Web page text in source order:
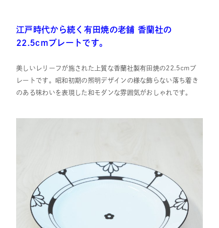
江戸時代から続く有田焼の老舗 香蘭社の
22.5cmプレートです。
美しいレリーフが施された上質な香蘭社製有田焼の22.5cmプ
レートです。昭和初期の照明デザインの様な飾らない落ち着き
のある味わいを表現した和モダンな雰囲気がおしゃれです。